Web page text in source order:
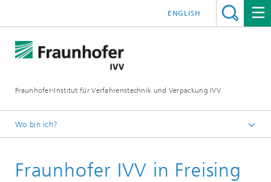
Fraunhofer-Institut für Verfahrenstechnik und Verpackung IVV
ENGLISH
Wo bin ich?
Fraunhofer IVV in Freising